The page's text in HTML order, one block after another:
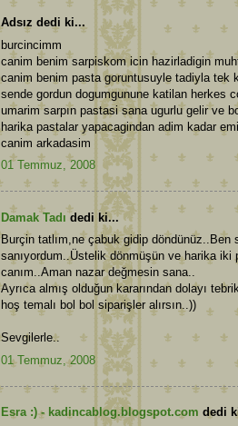
Adsız dedi ki...
burcincimm
canim benim sarpiskom icin hazirladigin
canim benim pasta goruntusuyle tadiyla tek
sende gordun dogumgunune katilan herkes
umarim sarpın pastasi sana ugurlu gelir ve
harika pastalar yapacagindan adim kadar
canim arkadasim
01 Temmuz, 2008
Damak Tadı dedi ki...
Burçin tatlım,ne çabuk gidip döndünüz..Ben
sanıyordum..Üstelik dönmüşün ve harika iki
canım..Aman nazar değmesin sana..
Ayrıca almış olduğun kararından dolayı
hoş temalı bol bol siparişler alırsın..))
Sevgilerle..
01 Temmuz, 2008
Esra :) - kadincablog.blogspot.com dedi